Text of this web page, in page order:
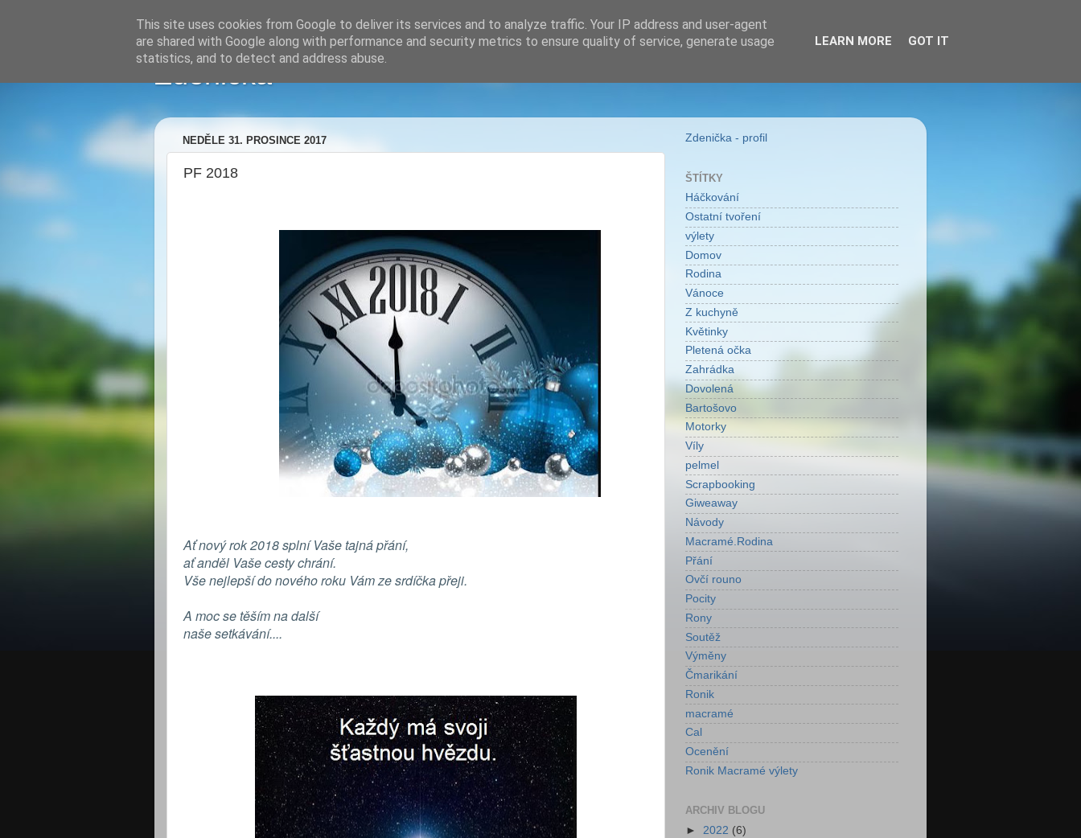
Zdenička
NEDĚLE 31. PROSINCE 2017
PF 2018
Ať nový rok 2018 splní Vaše tajná přání,
ať anděl Vaše cesty chrání.
Vše nejlepší do nového roku Vám ze srdíčka přeji.
A moc se těším na další
naše setkávání....
Zdenička - profil
ŠTÍTKY
Háčkování
Ostatní tvoření
výlety
Domov
Rodina
Vánoce
Z kuchyně
Květinky
Pletená očka
Zahrádka
Dovolená
Bartošovo
Motorky
Víly
pelmel
Scrapbooking
Giweaway
Návody
Macramé.Rodina
Přání
Ovčí rouno
Pocity
Rony
Soutěž
Výměny
Čmarikání
Ronik
macramé
Cal
Ocenění
Ronik Macramé výlety
ARCHIV BLOGU
► 2022 (6)
This site uses cookies from Google to deliver its services and to analyze traffic. Your IP address and user-agent
are shared with Google along with performance and security metrics to ensure quality of service, generate usage
statistics, and to detect and address abuse.
LEARN MORE GOT IT